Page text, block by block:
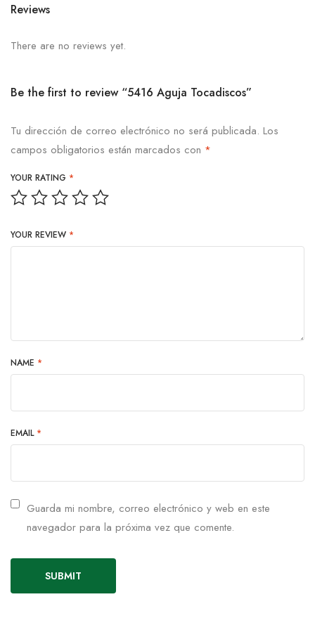
Reviews
There are no reviews yet.
Be the first to review “5416 Aguja Tocadiscos”
Tu dirección de correo electrónico no será publicada. Los
campos obligatorios están marcados con *
YOUR RATING *
YOUR REVIEW *
NAME *
EMAIL *
Guarda mi nombre, correo electrónico y web en este
navegador para la próxima vez que comente.